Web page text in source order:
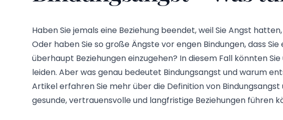
Haben Sie jemals eine Beziehung beendet, weil Sie Angst
Oder haben Sie so große Ängste vor engen Bindungen, dass Sie
überhaupt Beziehungen einzugehen? In diesem Fall könnten
leiden. Aber was genau bedeutet Bindungsangst und warum
Artikel erfahren Sie mehr über die Definition von Bindungsangst
gesunde, vertrauensvolle und langfristige Beziehungen führen